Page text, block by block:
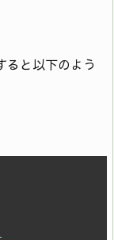
ると以下のよう